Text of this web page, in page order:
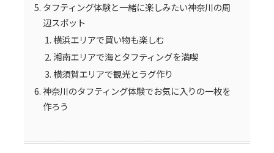
タフティング体験と一緒に楽しみたい神奈川の周
辺スポット
横浜エリアで買い物も楽しむ
湘南エリアで海とタフティングを満喫
横須賀エリアで観光とラグ作り
神奈川のタフティング体験でお気に入りの一枚を
作ろう